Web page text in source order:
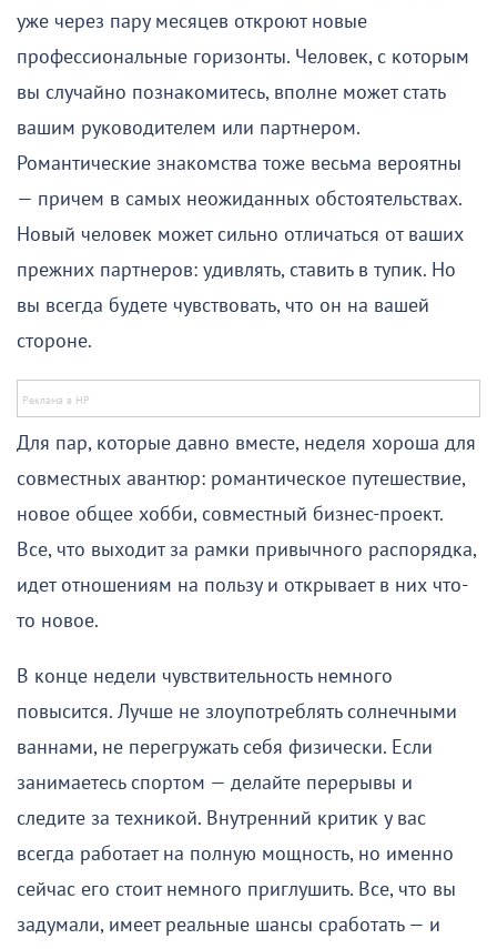
уже через пару месяцев откроют новые
профессиональные горизонты. Человек, с которым
вы случайно познакомитесь, вполне может стать
вашим руководителем или партнером.
Романтические знакомства тоже весьма вероятны
— причем в самых неожиданных обстоятельствах.
Новый человек может сильно отличаться от ваших
прежних партнеров: удивлять, ставить в тупик. Но
вы всегда будете чувствовать, что он на вашей
стороне.
Для пар, которые давно вместе, неделя хороша для
совместных авантюр: романтическое путешествие,
новое общее хобби, совместный бизнес-проект.
Все, что выходит за рамки привычного распорядка,
идет отношениям на пользу и открывает в них что-
то новое.
В конце недели чувствительность немного
повысится. Лучше не злоупотреблять солнечными
ваннами, не перегружать себя физически. Если
занимаетесь спортом — делайте перерывы и
следите за техникой. Внутренний критик у вас
всегда работает на полную мощность, но именно
сейчас его стоит немного приглушить. Все, что вы
задумали, имеет реальные шансы сработать — и